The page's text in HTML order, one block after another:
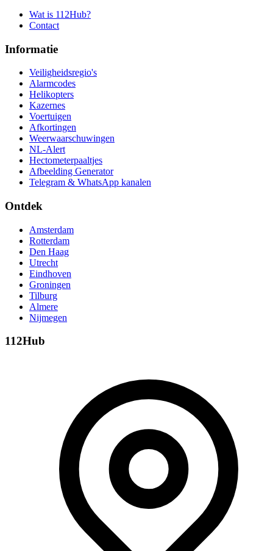
Wat is 112Hub?
Contact
Informatie
Veiligheidsregio's
Alarmcodes
Helikopters
Kazernes
Voertuigen
Afkortingen
Weerwaarschuwingen
NL-Alert
Hectometerpaaltjes
Afbeelding Generator
Telegram & WhatsApp kanalen
Ontdek
Amsterdam
Rotterdam
Den Haag
Utrecht
Eindhoven
Groningen
Tilburg
Almere
Nijmegen
112Hub